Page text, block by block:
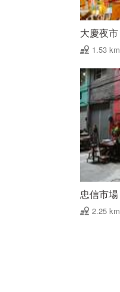
大慶夜市
1.53 km
忠信市場
2.25 km